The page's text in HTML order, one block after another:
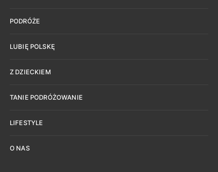
PODRÓŻE
LUBIĘ POLSKĘ
Z DZIECKIEM
TANIE PODRÓŻOWANIE
LIFESTYLE
O NAS